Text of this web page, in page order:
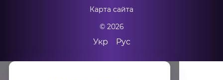
Карта сайта
© 2026
Укр Рус